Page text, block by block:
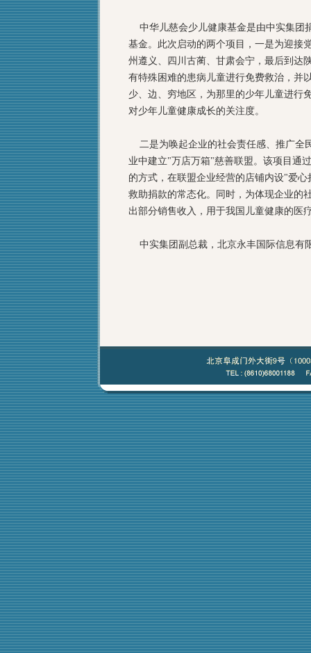
中华儿慈会少儿健康基金是由中实集团
基金。此次启动的两个项目，一是为迎接
州遵义、四川古蔺、甘肃会宁，最后到达
有特殊困难的患病儿童进行免费救治，并
少、边、穷地区，为那里的少年儿童进行
对少年儿童健康成长的关注度。
二是为唤起企业的社会责任感、推广全
业中建立"万店万箱"慈善联盟。该项目通
的方式，在联盟企业经营的店铺内设"爱
救助捐款的常态化。同时，为体现企业的
出部分销售收入，用于我国儿童健康的医
中实集团副总裁，北京永丰国际信息有